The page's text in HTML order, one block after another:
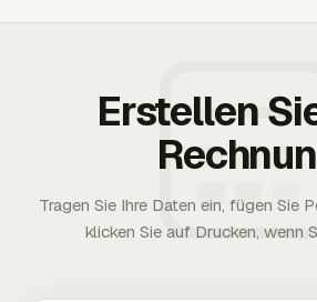
Erstellen
Tragen Sie Ihre Daten ein, fügen Sie
klicken Sie auf Drucken, wenn